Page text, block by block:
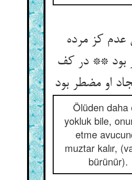
عدم کز مرده
بود ** در کف
او مضطر بود
Ölüden daha
yokluk bile,
etme
muztar kalır,
bürünür).